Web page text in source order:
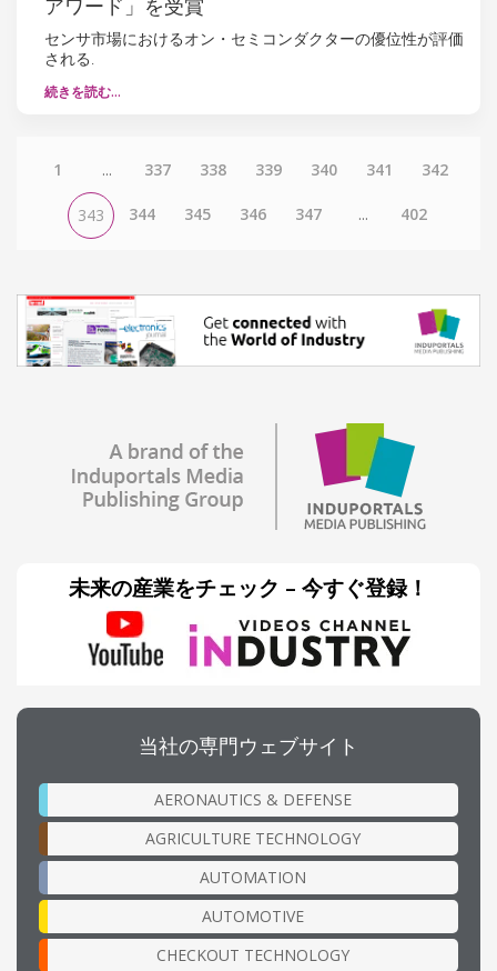
アワード」を受賞
センサ市場におけるオン・セミコンダクターの優位性が評価
される.
続きを読む…
1 ... 337 338 339 340 341 342
343 344 345 346 347 ... 402
未来の産業をチェック – 今すぐ登録！
当社の専門ウェブサイト
AERONAUTICS & DEFENSE
AGRICULTURE TECHNOLOGY
AUTOMATION
AUTOMOTIVE
CHECKOUT TECHNOLOGY